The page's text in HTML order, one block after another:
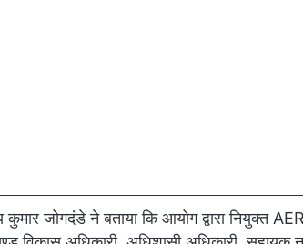
कुमार जोगदंडे ने बताया कि आयोग द्वारा नियुक्त